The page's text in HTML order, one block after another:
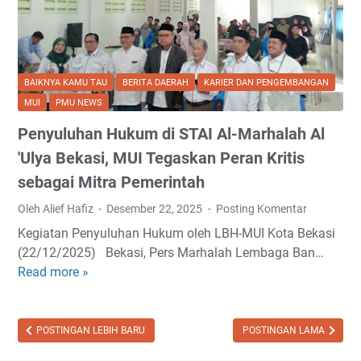
e
k
a
s
i
e
I
n
i
B
e
r
a
i
M
e
m
t
i
a
l
a
m
M
e
e
n
t
u
l
a
J
u
p
r
i
:
P
e
n
t
i
n
a
M
BAIKNYA KAMU TAU BERITA DAERAH
KARIER DAN PENGEMBANGAN
MUI
PMU NEWS
Penyuluhan Hukum di STAI Al-Marhalah Al
'Ulya Bekasi, MUI Tegaskan Peran Kritis
sebagai Mitra Pemerintah
Oleh Alief Hafiz Desember 22, 2025 Posting Komentar
Kegiatan Penyuluhan Hukum oleh LBH-MUI Kota Bekasi
(22/12/2025) Bekasi, Pers Marhalah Lembaga Ban…
Read more »
y
POSTINGAN LEBIH BARU POSTINGAN LAMA